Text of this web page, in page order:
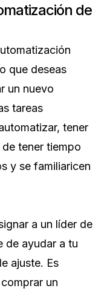
de
que deseas
un nuevo
tareas
tener
tener tiempo
y se familiaricen
a un líder de
de ayudar a tu
ajuste. Es
un